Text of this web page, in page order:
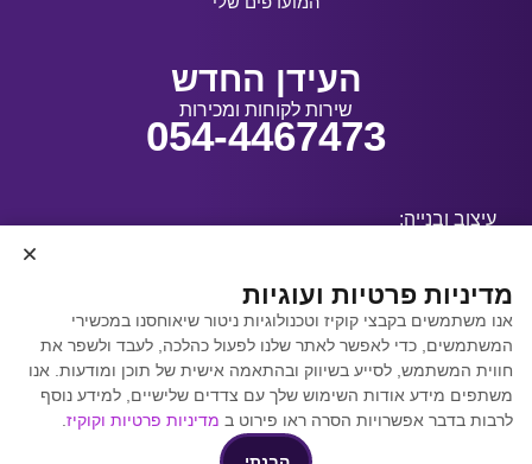
העידן החדש
שירות לקוחות ומכירות
054-4467473
עיצוב ובנייה:
קידום אתרים באמצעות
Y.Y. Digital
מדיניות פרטיות ועוגיות
אנו משתמשים בקבצי קוקיז וטכנולוגיות ניטור שיאוחסנו במכשירי
המשתמשים, כדי לאפשר לאתר שלנו לפעול כהלכה, לעבד ולשפר את
חווית המשתמש, לסייע בשיווק ובהתאמה אישית של תוכן ומודעות. אנו
משתפים מידע אודות השימוש שלך עם צדדים שלישיים, למידע נוסף
לרבות בדבר אפשרויות הסרה ראו פירוט ב מדיניות פרטיות וקוקיז